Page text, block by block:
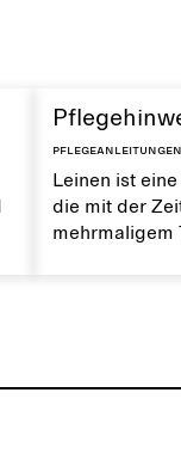
Pflegeanleitungen
Leinen ist
die mit der
mehrmaligem